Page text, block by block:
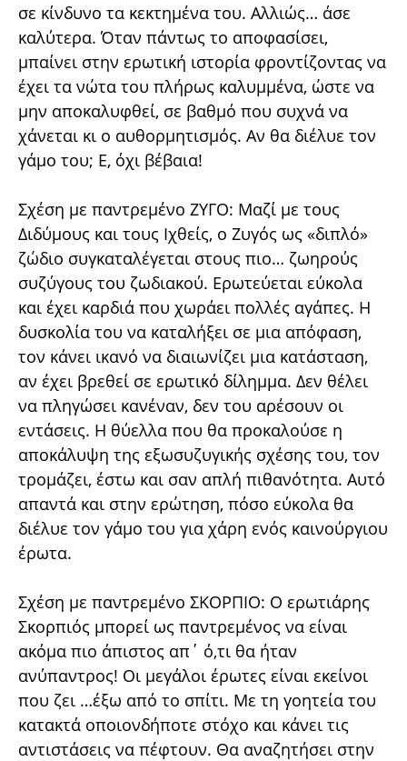
σε κίνδυνο τα κεκτημένα του. Αλλιώς… άσε
καλύτερα. Όταν πάντως το αποφασίσει,
μπαίνει στην ερωτική ιστορία φροντίζοντας να
έχει τα νώτα του πλήρως καλυμμένα, ώστε να
μην αποκαλυφθεί, σε βαθμό που συχνά να
χάνεται κι ο αυθορμητισμός. Αν θα διέλυε τον
γάμο του; Ε, όχι βέβαια!
Σχέση με παντρεμένο ΖΥΓΟ: Μαζί με τους
Διδύμους και τους Ιχθείς, ο Ζυγός ως «διπλό»
ζώδιο συγκαταλέγεται στους πιο… ζωηρούς
συζύγους του ζωδιακού. Ερωτεύεται εύκολα
και έχει καρδιά που χωράει πολλές αγάπες. Η
δυσκολία του να καταλήξει σε μια απόφαση,
τον κάνει ικανό να διαιωνίζει μια κατάσταση,
αν έχει βρεθεί σε ερωτικό δίλημμα. Δεν θέλει
να πληγώσει κανέναν, δεν του αρέσουν οι
εντάσεις. Η θύελλα που θα προκαλούσε η
αποκάλυψη της εξωσυζυγικής σχέσης του, τον
τρομάζει, έστω και σαν απλή πιθανότητα. Αυτό
απαντά και στην ερώτηση, πόσο εύκολα θα
διέλυε τον γάμο του για χάρη ενός καινούργιου
έρωτα.
Σχέση με παντρεμένο ΣΚΟΡΠΙΟ: Ο ερωτιάρης
Σκορπιός μπορεί ως παντρεμένος να είναι
ακόμα πιο άπιστος απ΄ ό,τι θα ήταν
ανύπαντρος! Οι μεγάλοι έρωτες είναι εκείνοι
που ζει …έξω από το σπίτι. Με τη γοητεία του
κατακτά οποιονδήποτε στόχο και κάνει τις
αντιστάσεις να πέφτουν. Θα αναζητήσει στην